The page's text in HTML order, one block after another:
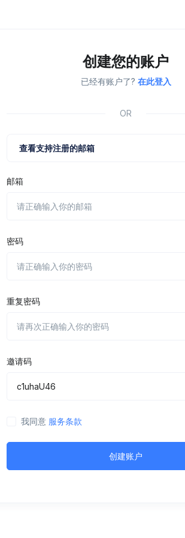
创建您的账户
已经有账户了? 在此登入
OR
查看支持注册的邮箱
邮箱
密码
重复密码
邀请码
我同意 服务条款
创建账户